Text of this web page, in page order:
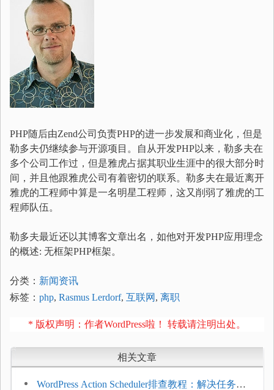
PHP随后由Zend公司负责PHP的进一步发展和商业化，但是
勒多夫仍继续参与开源项目。自从开发PHP以来，勒多夫在
多个公司工作过，但是雅虎占据其职业生涯中的很大部分时
间，并且他跟雅虎公司有着密切的联系。勒多夫在最近离开
雅虎的工程师中算是一名明星工程师，这又削弱了雅虎的工
程师队伍。
勒多夫最近还以其博客文章出名，如他对开发PHP应用理念
的概述: 无框架PHP框架。
分类： 新闻资讯
标签： php, Rasmus Lerdorf, 互联网 , 离职
* 版权声明：作者WordPress啦！ 转载请注明出处。
相关文章
WordPress Action Scheduler排查教程：解决任务积